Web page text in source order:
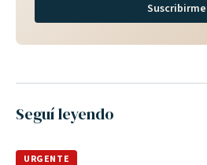
Suscribirme
Seguí leyendo
URGENTE